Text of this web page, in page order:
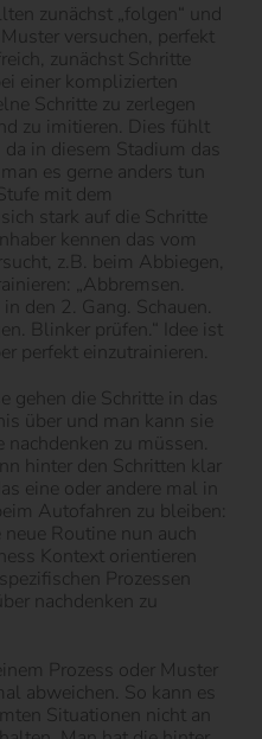
zunächst „folgen“ und
versuchen, perfekt
zunächst Schritte
einer komplizierten
Schritte zu zerlegen
zu imitieren. Dies fühlt
in diesem Stadium das
es gerne anders tun
mit dem
stark auf die Schritte
kennen das vom
z.B. beim Abbiegen,
„Abbremsen.
den 2. Gang. Schauen.
Blinker prüfen.“ Idee ist
perfekt einzutrainieren.
gehen die Schritte in das
über und man kann sie
zu müssen.
hinter den Schritten klar
eine oder andere mal in
Autofahren zu bleiben:
Routine nun auch
Kontext orientieren
Prozessen
nachdenken zu
Prozess oder Muster
abweichen. So kann es
Situationen nicht an